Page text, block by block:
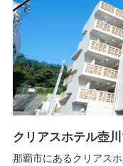
クリアスホテル壺
那覇市にあるクリアス